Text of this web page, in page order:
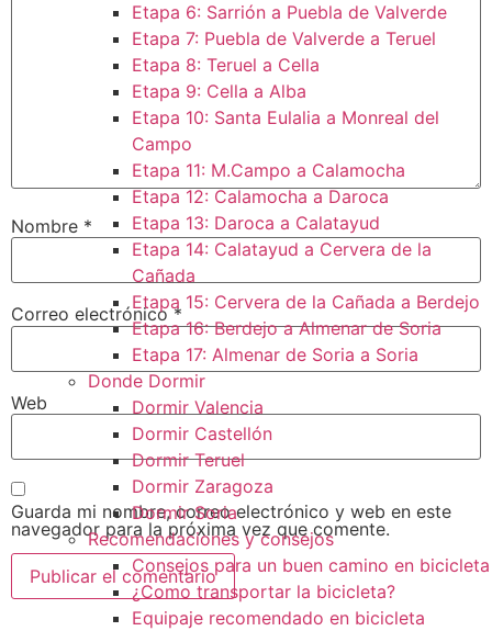
Etapa 6: Sarrión a Puebla de Valverde
Etapa 7: Puebla de Valverde a Teruel
Etapa 8: Teruel a Cella
Etapa 9: Cella a Alba
Etapa 10: Santa Eulalia a Monreal del
Campo​
Etapa 11: M.Campo a Calamocha​
Etapa 12: Calamocha a Daroca ​
Etapa 13: Daroca a Calatayud
Etapa 14: Calatayud a Cervera de la
Cañada​
Etapa 15: Cervera de la Cañada a Berdejo
Etapa 16: Berdejo a Almenar de Soria
Etapa 17: Almenar de Soria a Soria ​
Donde Dormir
Dormir Valencia
Dormir Castellón
Dormir Teruel
Dormir Zaragoza
Dormir Soria
Recomendaciones y consejos
Consejos para un buen camino en bicicleta
¿Como transportar la bicicleta?
Equipaje recomendado en bicicleta
Nombre *
Correo electrónico*
Web
Guarda mi nombre, correo electrónico y web en este
navegador para la próxima vez que comente.